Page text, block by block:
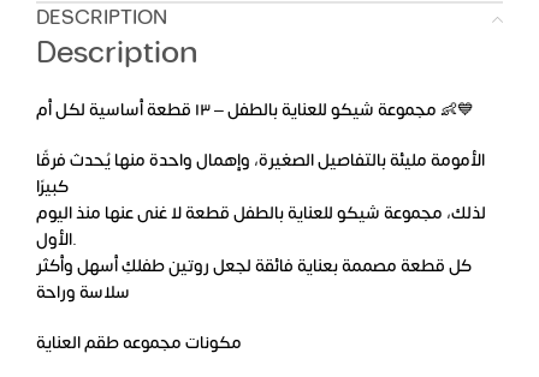
DESCRIPTION
Description
مجموعة شيكو للعناية بالطفل – ١٣ قطعة أساسية لكل أم 👶💙
الأمومة مليئة بالتفاصيل الصغيرة، وإهمال واحدة منها يُحدث فرقًا
كبيرًا
لذلك، مجموعة شيكو للعناية بالطفل قطعة لا غنى عنها منذ اليوم
الأول.
كل قطعة مصممة بعناية فائقة لجعل روتين طفلكِ أسهل وأكثر
سلاسة وراحة
مكونات مجموعه طقم العناية